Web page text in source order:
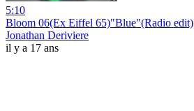
5:10
Bloom 06(Ex Eiffel 65)"Blue"(Radio edit)
Jonathan Deriviere
il y a 17 ans